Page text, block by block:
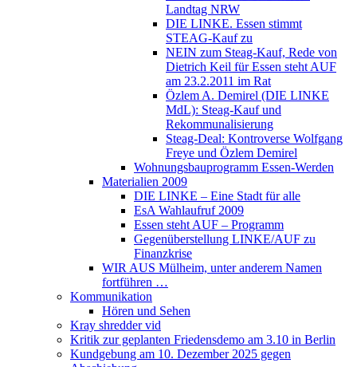
Landtag NRW
DIE LINKE. Essen stimmt
STEAG-Kauf zu
NEIN zum Steag-Kauf, Rede von
Dietrich Keil für Essen steht AUF
am 23.2.2011 im Rat
Özlem A. Demirel (DIE LINKE
MdL): Steag-Kauf und
Rekommunalisierung
Steag-Deal: Kontroverse Wolfgang
Freye und Özlem Demirel
Wohnungsbauprogramm Essen-Werden
Materialien 2009
DIE LINKE – Eine Stadt für alle
EsA Wahlaufruf 2009
Essen steht AUF – Programm
Gegenüberstellung LINKE/AUF zu
Finanzkrise
WIR AUS Mülheim, unter anderem Namen
fortführen …
Kommunikation
Hören und Sehen
Kray shredder vid
Kritik zur geplanten Friedensdemo am 3.10 in Berlin
Kundgebung am 10. Dezember 2025 gegen